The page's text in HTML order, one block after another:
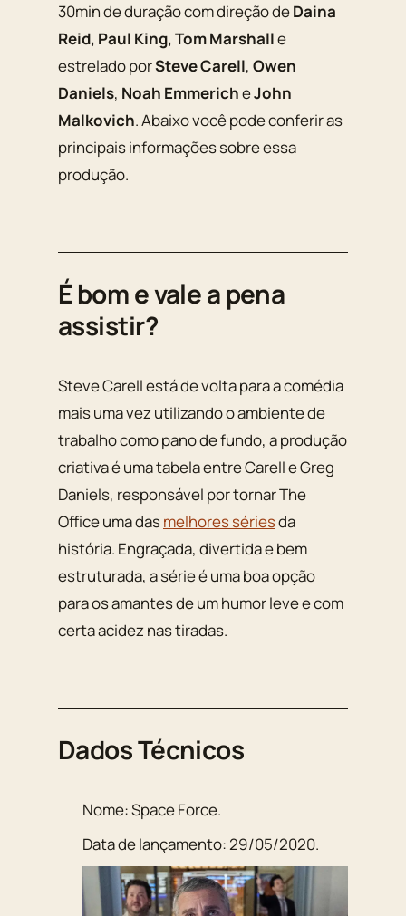
30min de duração com direção deDaina
Reid, Paul King, Tom Marshalle
estrelado porSteve Carell, Owen
Daniels, Noah EmmericheJohn
Malkovich. Abaixo você pode conferir as
principais informações sobre essa
produção.
É bom e vale a pena
assistir?
Steve Carell está de volta para a comédia
mais uma vez utilizando o ambiente de
trabalho como pano de fundo, a produção
criativa é uma tabela entre Carell e Greg
Daniels, responsável por tornar The
Office uma dasmelhores sériesda
história. Engraçada, divertida e bem
estruturada, a série é uma boa opção
para os amantes de um humor leve e com
certa acidez nas tiradas.
Dados Técnicos
Nome:Space Force.
Data de lançamento:29/05/2020.